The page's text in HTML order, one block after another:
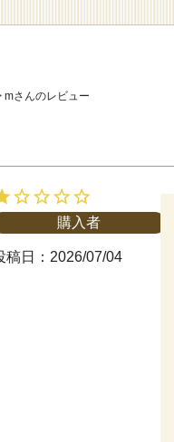
mさんのレビュー
購入者
稿日 2026/07/04